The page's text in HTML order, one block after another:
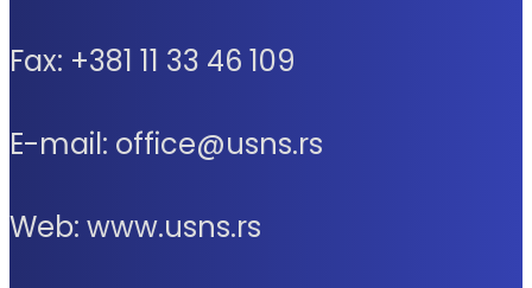
Fax: +381 11 33 46 109
E-mail: office@usns.rs
Web: www.usns.rs